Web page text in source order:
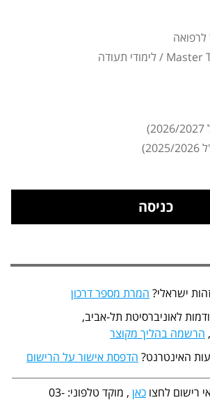
לרפואה
ישראלי? המרת מספר דרכון
לאוניברסיטת תל-אביב,
הרשמה בהליך מקוצר
האינטרנט? הדפסת אישור על הרישום
רישום לחצו כאן
, מוקד טלפוני: 03-